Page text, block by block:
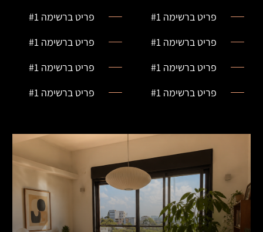
פריט ברשימה #1
פריט ברשימה #1
פריט ברשימה #1
פריט ברשימה #1
פריט ברשימה #1
פריט ברשימה #1
פריט ברשימה #1
פריט ברשימה #1